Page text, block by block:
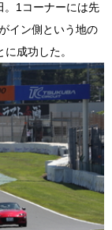
。1コーナーには先
イン側という地の
成功した。